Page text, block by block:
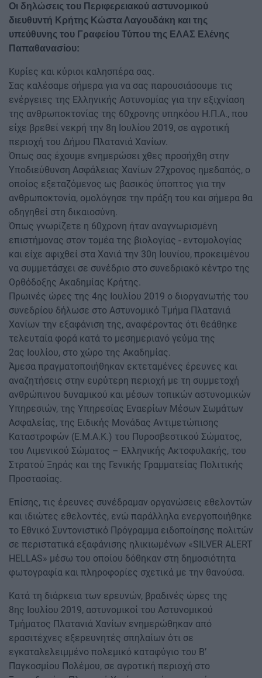
Οι δηλώσεις του Περιφερειακού αστυνομικού
διευθυντή Κρήτης Κώστα Λαγουδάκη και της
υπεύθυνης του Γραφείου Τύπου της ΕΛΑΣ Ελένης
Παπαθανασίου:
Κυρίες και κύριοι καλησπέρα σας.
Σας καλέσαμε σήμερα για να σας παρουσιάσουμε τις
ενέργειες της Ελληνικής Αστυνομίας για την εξιχνίαση
της ανθρωποκτονίας της 60χρονης υπηκόου Η.Π.Α., που
είχε βρεθεί νεκρή την 8η Ιουλίου 2019, σε αγροτική
περιοχή του Δήμου Πλατανιά Χανίων.
Όπως σας έχουμε ενημερώσει χθες προσήχθη στην
Υποδιεύθυνση Ασφάλειας Χανίων 27χρονος ημεδαπός, ο
οποίος εξεταζόμενος ως βασικός ύποπτος για την
ανθρωποκτονία, ομολόγησε την πράξη του και σήμερα θα
οδηγηθεί στη δικαιοσύνη.
Όπως γνωρίζετε η 60χρονη ήταν αναγνωρισμένη
επιστήμονας στον τομέα της βιολογίας - εντομολογίας
και είχε αφιχθεί στα Χανιά την 30η Ιουνίου, προκειμένου
να συμμετάσχει σε συνέδριο στο συνεδριακό κέντρο της
Ορθόδοξης Ακαδημίας Κρήτης.
Πρωινές ώρες της 4ης Ιουλίου 2019 ο διοργανωτής του
συνεδρίου δήλωσε στο Αστυνομικό Τμήμα Πλατανιά
Χανίων την εξαφάνιση της, αναφέροντας ότι θεάθηκε
τελευταία φορά κατά το μεσημεριανό γεύμα της
2ας Ιουλίου, στο χώρο της Ακαδημίας.
Άμεσα πραγματοποιήθηκαν εκτεταμένες έρευνες και
αναζητήσεις στην ευρύτερη περιοχή με τη συμμετοχή
ανθρώπινου δυναμικού και μέσων τοπικών αστυνομικών
Υπηρεσιών, της Υπηρεσίας Εναερίων Μέσων Σωμάτων
Ασφαλείας, της Ειδικής Μονάδας Αντιμετώπισης
Καταστροφών (Ε.Μ.Α.Κ.) του Πυροσβεστικού Σώματος,
του Λιμενικού Σώματος – Ελληνικής Ακτοφυλακής, του
Στρατού Ξηράς και της Γενικής Γραμματείας Πολιτικής
Προστασίας.
Επίσης, τις έρευνες συνέδραμαν οργανώσεις εθελοντών
και ιδιώτες εθελοντές, ενώ παράλληλα ενεργοποιήθηκε
το Εθνικό Συντονιστικό Πρόγραμμα ειδοποίησης πολιτών
σε περιστατικά εξαφάνισης ηλικιωμένων «SILVER ALERT
HELLAS» μέσω του οποίου δόθηκαν στη δημοσιότητα
φωτογραφία και πληροφορίες σχετικά με την θανούσα.
Κατά τη διάρκεια των ερευνών, βραδινές ώρες της
8ης Ιουλίου 2019, αστυνομικοί του Αστυνομικού
Τμήματος Πλατανιά Χανίων ενημερώθηκαν από
ερασιτέχνες εξερευνητές σπηλαίων ότι σε
εγκαταλελειμμένο πολεμικό καταφύγιο του Β’
Παγκοσμίου Πολέμου, σε αγροτική περιοχή στο